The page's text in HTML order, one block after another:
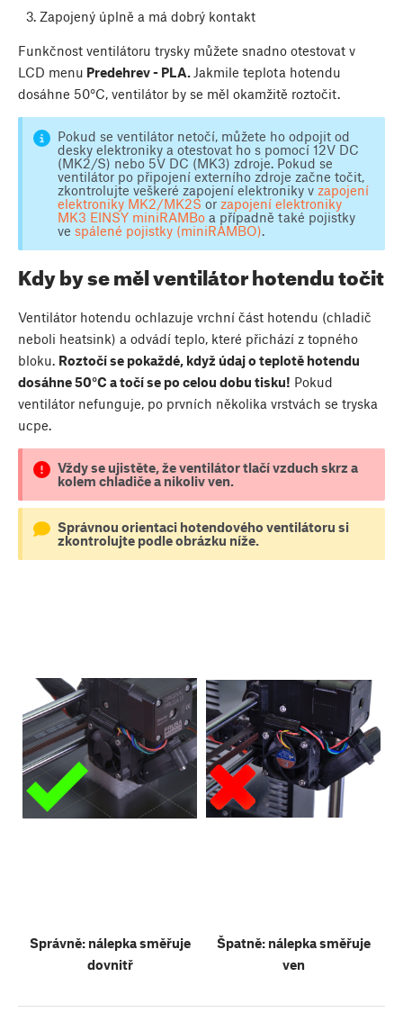
Zapojený úplně a má dobrý kontakt
Funkčnost ventilátoru trysky můžete snadno otestovat v
LCD menu Predehrev- PLA. Jakmile teplota hotendu
dosáhne 50°C, ventilátor by se měl okamžitě roztočit.
Pokud se ventilátor netočí, můžete ho odpojit od
desky elektroniky a otestovat ho s pomocí 12V DC
(MK2/S) nebo 5V DC (MK3) zdroje. Pokud se
ventilátor po připojení externího zdroje začne točit,
zkontrolujte veškeré zapojení elektroniky v zapojení
elektroniky MK2/MK2S or zapojení elektroniky
MK3 EINSY miniRAMBoa případně také pojistky
ve spálené pojistky (miniRAMBO).
Kdy by se měl ventilátor hotendu točit
Ventilátor hotendu ochlazuje vrchní část hotendu (chladič
neboli heatsink) a odvádí teplo, které přichází z topného
bloku. Roztočí se pokaždé, když údaj o teplotě hotendu
dosáhne 50°C a točí se po celou dobu tisku! Pokud
ventilátor nefunguje, po prvních několika vrstvách se tryska
ucpe.
Vždy se ujistěte, že ventilátor tlačí vzduch skrz a
kolem chladiče a nikoliv ven.
Správnou orientaci hotendového ventilátoru si
zkontrolujte podle obrázku níže.
Správně: nálepka směřuje
dovnitř
Špatně: nálepka směřuje
ven